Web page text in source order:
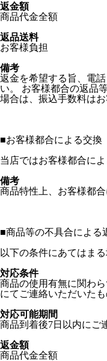
返金額
商品代金全額
返品送料
お客様負担
備考
返金を希望する旨、電
い。 お客様都合の返品
場合は、振込手数料はお
■お客様都合による交換
当店ではお客様都合に
備考
商品特性上、お客様都
■商品等の不具合による
以下の条件にあてはま
対応条件
商品の使用有無に関わ
にてご連絡いただいた
対応可能期間
商品到着後7日以内にご
返金額
商品代金全額